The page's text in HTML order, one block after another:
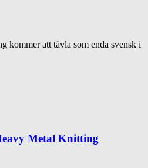
kommer att tävla som enda svensk i
Metal Knitting